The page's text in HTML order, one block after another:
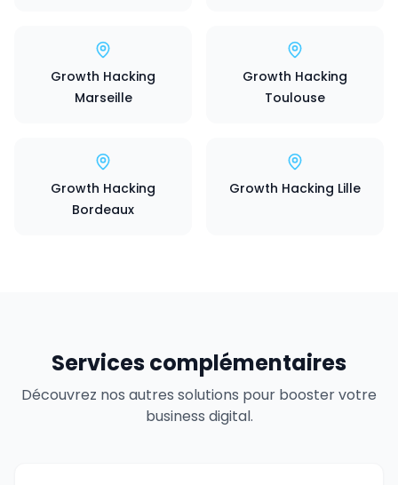
Growth Hacking
Marseille
Growth Hacking
Toulouse
Growth Hacking
Bordeaux
Growth Hacking Lille
Services complémentaires
Découvrez nos autres solutions pour booster votre
business digital.